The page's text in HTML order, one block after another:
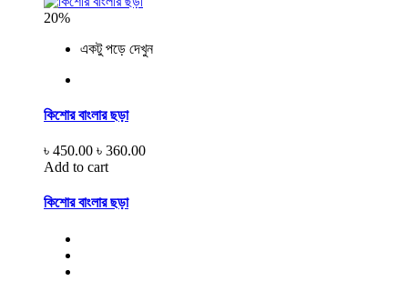
20%
একটু পড়ে দেখুন
কিশোর বাংলার ছড়া
৳ 450.00 ৳ 360.00
Add to cart
কিশোর বাংলার ছড়া